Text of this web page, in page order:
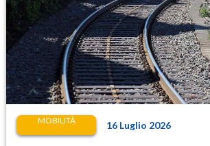
MOBILITÀ 16 Luglio 2026